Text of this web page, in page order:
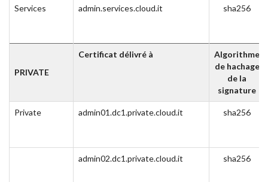
Services admin.services.cloud.it sha256
PRIVATE
Certificat délivré à
Algorithme
de hachage
de la
signature
Private admin01.dc1.private.cloud.it sha256
admin02.dc1.private.cloud.it sha256